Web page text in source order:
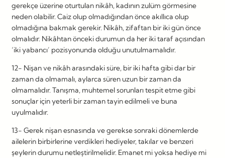
gerekçe üzerine oturtulan nikâh, kadının zulüm görmesine
neden olabilir. Caiz olup olmadığından önce akıllıca olup
olmadığına bakmak gerekir. Nikâh, zifaftan bir iki gün önce
olmalıdır. Nikâhtan önceki durumun da her iki taraf açısından
‘iki yabancı’ pozisyonunda olduğu unutulmamalıdır.
12- Nişan ve nikâh arasındaki süre, bir iki hafta gibi dar bir
zaman da olmamalı, aylarca süren uzun bir zaman da
olmamalıdır. Tanışma, muhtemel sorunları tespit etme gibi
sonuçlar için yeterli bir zaman tayin edilmeli ve buna
uyulmalıdır.
13- Gerek nişan esnasında ve gerekse sonraki dönemlerde
ailelerin birbirlerine verdikleri hediyeler, takılar ve benzeri
şeylerin durumu netleştirilmelidir. Emanet mi yoksa hediye mi